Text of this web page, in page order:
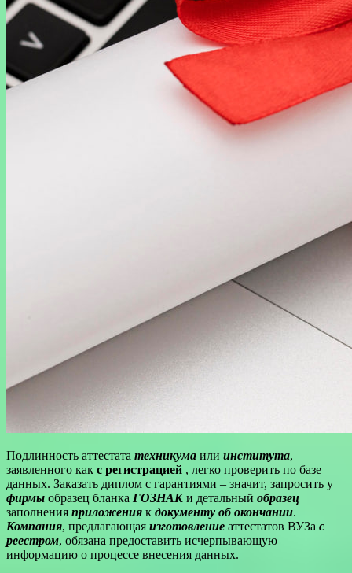
Подлинность аттестата техникума или института,
заявленного как с регистрацией , легко проверить по базе
данных. Заказать диплом с гарантиями – значит, запросить у
фирмы образец бланка ГОЗНАКи детальный образец
заполнения приложения к документу об окончании.
Компания, предлагающая изготовление аттестатов ВУЗа с
реестром, обязана предоставить исчерпывающую
информацию о процессе внесения данных.